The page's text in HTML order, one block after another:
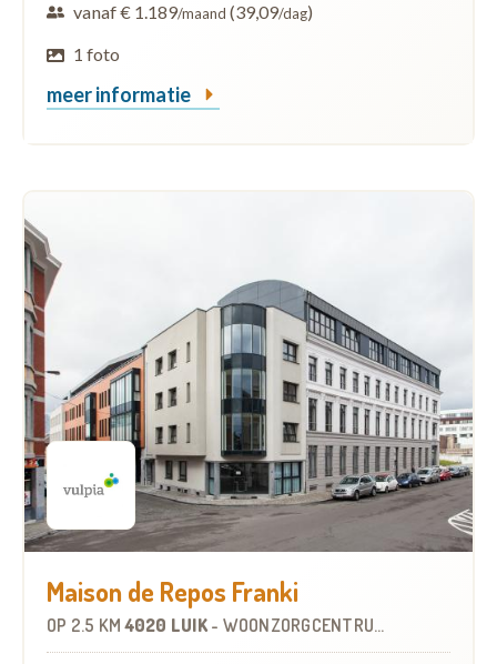
vanaf € 1.189/maand (39,09/dag)
1 foto
meer informatie
Maison de Repos Franki
OP 2.5 KM 4020 LUIK- WOONZORGCENTRUM (WZC)